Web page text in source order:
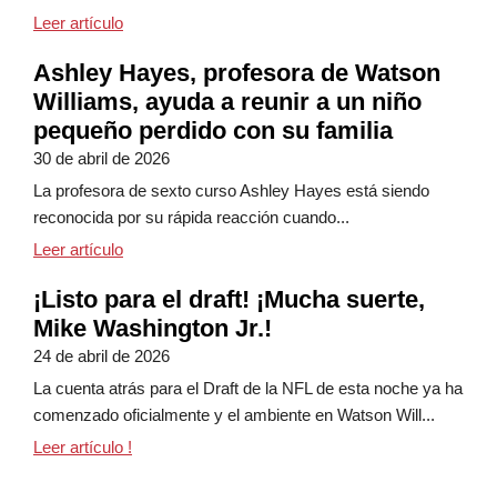
Leer artículoSemana de agradecimiento a los profesores: un
Ashley Hayes, profesora de Watson
Williams, ayuda a reunir a un niño
pequeño perdido con su familia
30 de abril de 2026
La profesora de sexto curso Ashley Hayes está siendo
reconocida por su rápida reacción cuando...
Leer artículoAshley Hayes, profesora de Watson Williams,
¡Listo para el draft! ¡Mucha suerte,
Mike Washington Jr.!
24 de abril de 2026
La cuenta atrás para el Draft de la NFL de esta noche ya ha
comenzado oficialmente y el ambiente en Watson Will...
Leer artículo ¡Listo para el día del draft! ¡Mucha suerte, Mike
!